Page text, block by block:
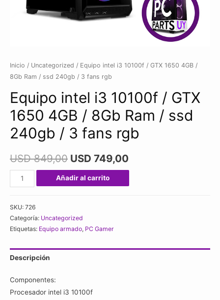
Inicio / Uncategorized / Equipo intel i3 10100f / GTX 1650 4GB /
8Gb Ram / ssd 240gb / 3 fans rgb
Equipo intel i3 10100f / GTX
1650 4GB / 8Gb Ram / ssd
240gb / 3 fans rgb
USD849,00 USD 749,00
Equipo
intel
10100f
1650
4GB
Añadir al carrito
SKU: 726
Categoría: Uncategorized
Etiquetas: Equipo armado, PC Gamer
Descripción
Componentes:
Procesador intel i3 10100f